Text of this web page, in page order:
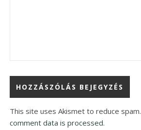
This site uses Akismet to reduce spam.
comment data is processed.